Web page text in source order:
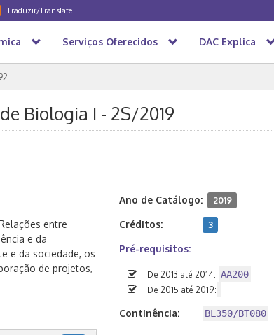
Traduzir/Translate
Serviços Oferecidos DAC Explica
Biologia I - 2S/2019
entre
e da
e da sociedade, os
de projetos,
Ano de Catálogo: 2019
Créditos: 3
Pré-requisitos:
De 2013 até 2014: AA200
De 2015 até 2019:
Continência: BL350/BT080